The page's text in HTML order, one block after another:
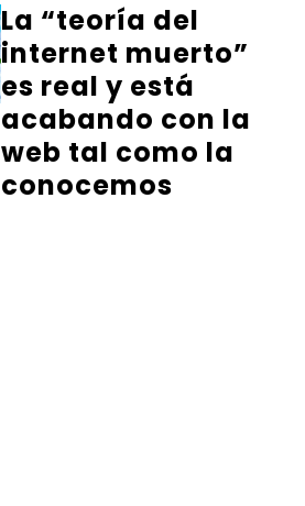
La “teoría del
internet muerto”
es real y está
acabando con la
web tal como la
conocemos